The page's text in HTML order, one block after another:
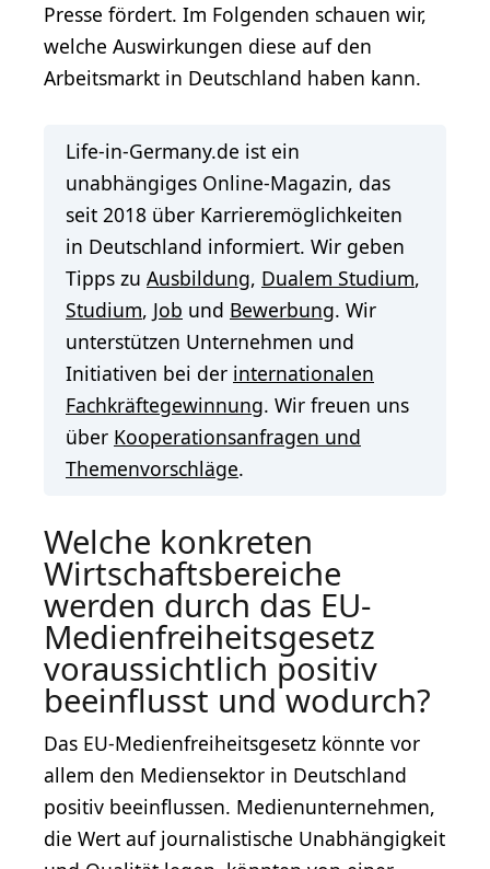
Presse fördert. Im Folgenden schauen wir,
welche Auswirkungen diese auf den
Arbeitsmarkt in Deutschland haben kann.
Life-in-Germany.de ist ein
unabhängiges Online-Magazin, das
seit 2018 über Karrieremöglichkeiten
in Deutschland informiert. Wir geben
Tipps zu Ausbildung, Dualem Studium,
Studium, Job und Bewerbung. Wir
unterstützen Unternehmen und
Initiativen bei der internationalen
Fachkräftegewinnung. Wir freuen uns
über Kooperationsanfragen und
Themenvorschläge.
Welche konkreten
Wirtschaftsbereiche
werden durch das EU-
Medienfreiheitsgesetz
voraussichtlich positiv
beeinflusst und wodurch?
Das EU-Medienfreiheitsgesetz könnte vor
allem den Mediensektor in Deutschland
positiv beeinflussen. Medienunternehmen,
die Wert auf journalistische Unabhängigkeit